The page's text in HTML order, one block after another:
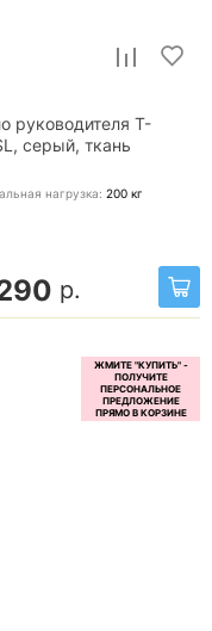
руководителя T-
серый, ткань
нагрузка: 200 кг
р.